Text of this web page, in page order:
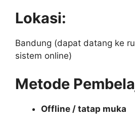
Lokasi:
Bandung (dapat datang ke
sistem online)
Metode
Offline / tatap muka